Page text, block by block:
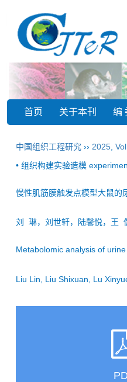
首页 关于本刊 编
中国组织工程研究 ›› 2025
• 组织构建实验造模
慢性肌筋膜触发点模型大鼠的
刘 琳，刘世轩，陆馨悦，王
Metabolomic analysis of
Liu Lin, Liu Shixuan, Lu